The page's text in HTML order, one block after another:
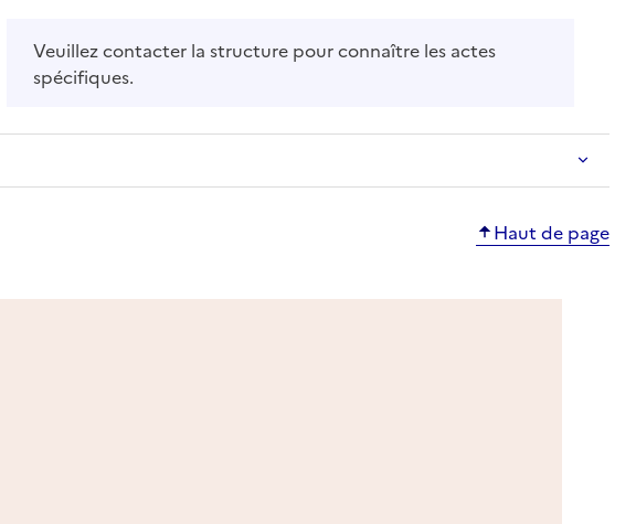
Veuillez contacter la structure pour connaître les actes
spécifiques.
Haut de page